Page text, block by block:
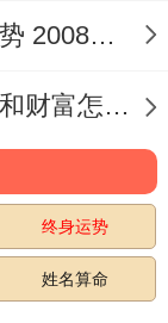
卷入是非，
为本
命年之核心
量达至顶
2008年属鼠人2026年下半年运势 2008年属鼠人2026年运势及运程
1974年属虎女性2026年的运势和财富怎样呢 1974年属虎女最佳婚配
终身运势
姓名算命